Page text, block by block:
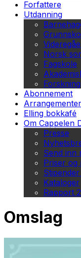
Forfattere
Utdanning
Norsk
Fagskole
Forskning
Abonnement
Arrangementer
Elling bokkafé
Om Cappelen
Presse
Send inn
Priser og
Kataloger
Rapport
Omslag